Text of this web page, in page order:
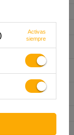
de goma
Activas
siempre